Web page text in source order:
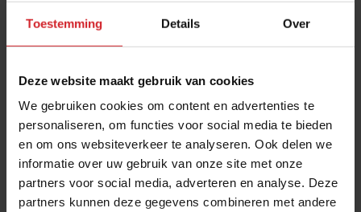
Toestemming Details Over
Deze website maakt gebruik van cookies
We gebruiken cookies om content en advertenties te
personaliseren, om functies voor social media te bieden
en om ons websiteverkeer te analyseren. Ook delen we
informatie over uw gebruik van onze site met onze
partners voor social media, adverteren en analyse. Deze
partners kunnen deze gegevens combineren met andere
THANKS
Best gelezen artikelen
Eten in Amsterdam: van verscholen
eetcafés tot De Strip in Noord
4 augustus 2026 | 6 min